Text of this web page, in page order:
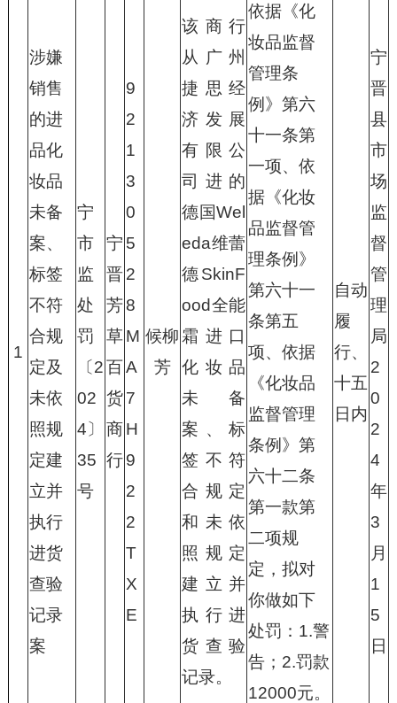
1
涉嫌
销售
的进
品化
妆品
未备
案、
标签
不符
合规
定及
未依
照规
定建
立并
执行
进货
查验
记录
案
宁
市
监
处
罚
〔2
02
4〕
35
号
宁
晋
芳
草
百
货
商
行
9
2
1
3
0
5
2
8
M
A
7
H
9
2
2
T
X
E
候柳
芳
该商行
从广州
捷思经
济发展
有限公
司进的
德国Wel
eda维蕾
德SkinF
ood全能
霜进口
化妆品
未备
案、标
签不符
合规定
和未依
照规定
建立并
执行进
货查验
记录。
依据《化
妆品监督
管理条
例》第六
十一条第
一项、依
据《化妆
品监督管
理条例》
第六十一
条第五
项、依据
《化妆品
监督管理
条例》第
六十二条
第一款第
二项规
定，拟对
你做如下
处罚：1.警
告；2.罚款
12000元。
自动
履
行、
十五
日内
宁
晋
县
市
场
监
督
管
理
局
2
0
2
4
年
3
月
1
5
日